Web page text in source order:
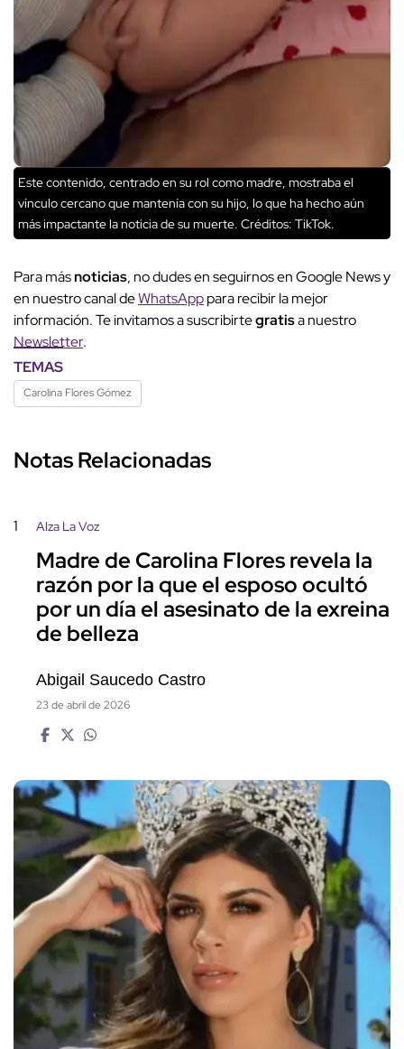
Este contenido, centrado en su rol como madre, mostraba el
vínculo cercano que mantenía con su hijo, lo que ha hecho aún
más impactante la noticia de su muerte. Créditos: TikTok.
Para másnoticias, no dudes en seguirnos en Google News y
en nuestro canal deWhatsApppara recibir la mejor
información. Te invitamos a suscribirtegratisa nuestro
Newsletter.
TEMAS
Carolina Flores Gómez
Notas Relacionadas
1 Alza La Voz
Madre de Carolina Flores revela la
razón por la que el esposo ocultó
por un día el asesinato de la exreina
de belleza
Abigail Saucedo Castro
23 de abril de 2026